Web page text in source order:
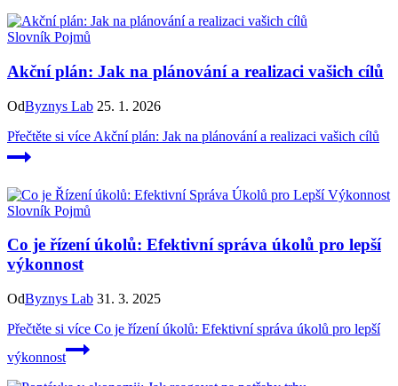
Slovník Pojmů
Akční plán: Jak na plánování a realizaci vašich cílů
OdByznys Lab 25. 1. 2026
Přečtěte si více Akční plán: Jak na plánování a realizaci vašich cílů
Slovník Pojmů
Co je řízení úkolů: Efektivní správa úkolů pro lepší
výkonnost
OdByznys Lab 31. 3. 2025
Přečtěte si více Co je řízení úkolů: Efektivní správa úkolů pro lepší
výkonnost